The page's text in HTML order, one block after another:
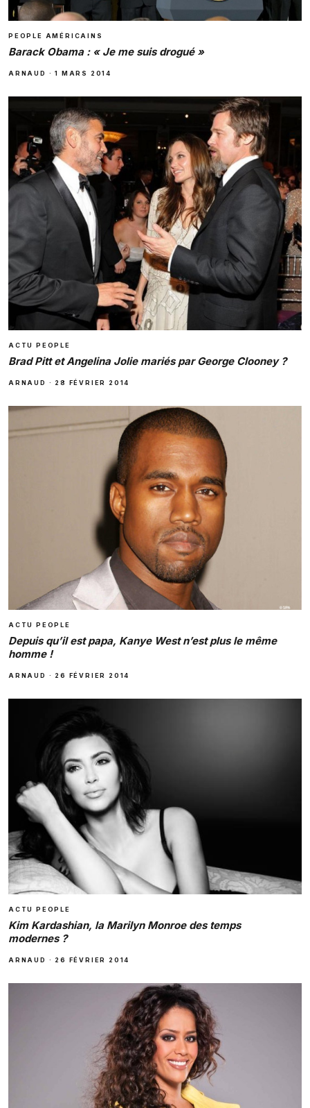
PEOPLE AMÉRICAINS
Barack Obama : « Je me suis drogué »
ARNAUD ·1 MARS 2014
ACTU PEOPLE
Brad Pitt et Angelina Jolie mariés par George Clooney ?
ARNAUD · 28 FÉVRIER 2014
ACTU PEOPLE
Depuis qu’il est papa, Kanye West n’est plus le même
homme !
ARNAUD · 26 FÉVRIER 2014
ACTU PEOPLE
Kim Kardashian, la Marilyn Monroe des temps
modernes ?
ARNAUD · 26 FÉVRIER 2014